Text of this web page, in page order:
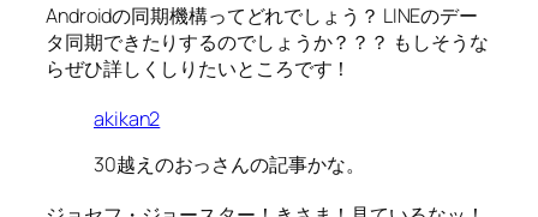
Androidの同期機構ってどれでしょう？ LINEのデー
タ同期できたりするのでしょうか？？？ もしそうな
らぜひ詳しくしりたいところです！
akikan2
30越えのおっさんの記事かな。